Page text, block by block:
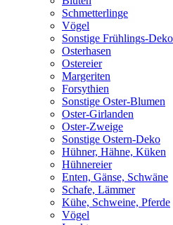
Schmetterlinge
Vögel
Sonstige Frühlings-Deko
Osterhasen
Ostereier
Margeriten
Forsythien
Sonstige Oster-Blumen
Oster-Girlanden
Oster-Zweige
Sonstige Ostern-Deko
Hühner, Hähne, Küken
Hühnereier
Enten, Gänse, Schwäne
Schafe, Lämmer
Kühe, Schweine, Pferde
Vögel